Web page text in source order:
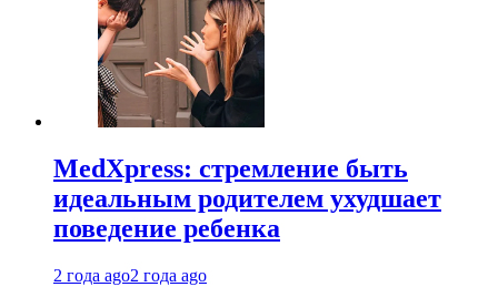
MedXpress: стремление быть
идеальным родителем ухудшает
поведение ребенка
2 года ago2 года ago